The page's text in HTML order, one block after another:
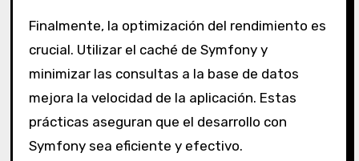
Finalmente, la optimización del rendimiento es
crucial. Utilizar el caché de Symfony y
minimizar las consultas a la base de datos
mejora la velocidad de la aplicación. Estas
prácticas aseguran que el desarrollo con
Symfony sea eficiente y efectivo.